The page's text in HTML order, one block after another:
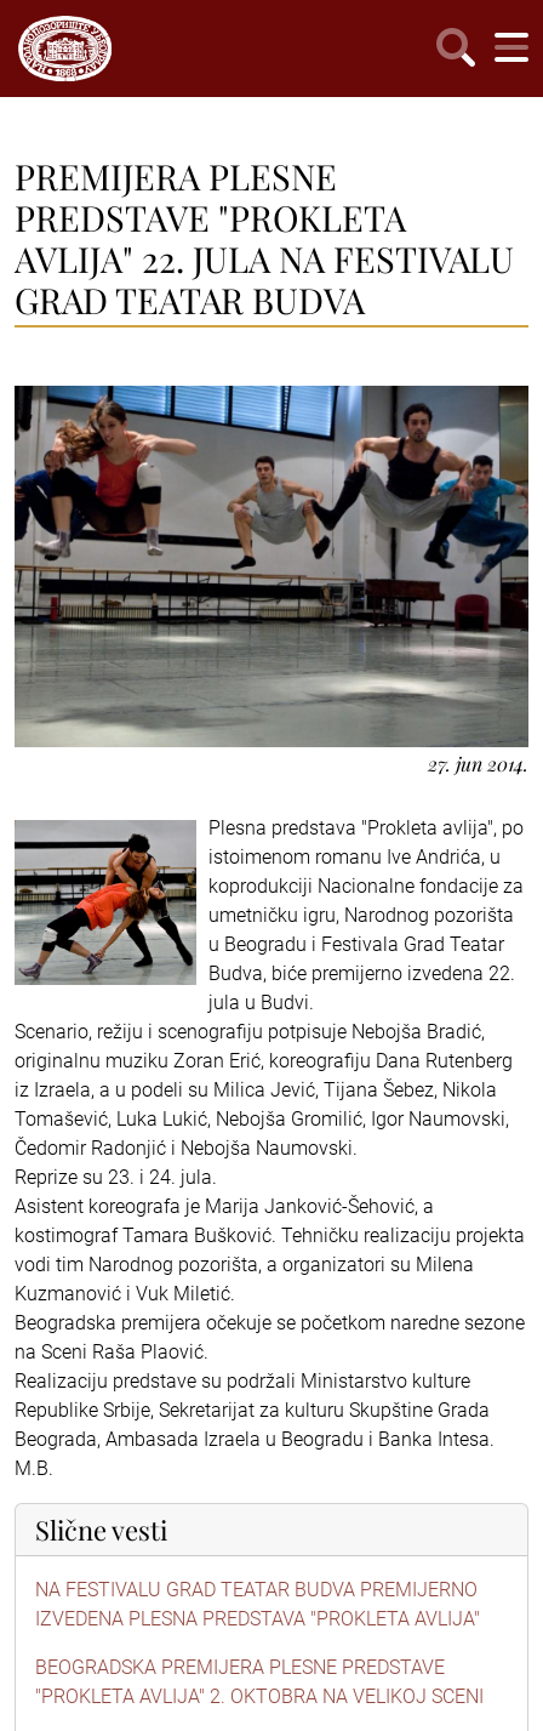
PREMIJERA PLESNE
PREDSTAVE "PROKLETA
AVLIJA" 22. JULA NA FESTIVALU
GRAD TEATAR BUDVA
27. jun 2014.
Plesna predstava "Prokleta avlija", po
istoimenom romanu Ive Andrića, u
koprodukciji Nacionalne fondacije za
umetničku igru, Narodnog pozorišta
u Beogradu i Festivala Grad Teatar
Budva, biće premijerno izvedena 22.
jula u Budvi.
Scenario, režiju i scenografiju potpisuje Nebojša Bradić,
originalnu muziku Zoran Erić, koreografiju Dana Rutenberg
iz Izraela, a u podeli su Milica Jević, Tijana Šebez, Nikola
Tomašević, Luka Lukić, Nebojša Gromilić, Igor Naumovski,
Čedomir Radonjić i Nebojša Naumovski.
Reprize su 23. i 24. jula.
Asistent koreografa je Marija Janković-Šehović, a
kostimograf Tamara Bušković. Tehničku realizaciju projekta
vodi tim Narodnog pozorišta, a organizatori su Milena
Kuzmanović i Vuk Miletić.
Beogradska premijera očekuje se početkom naredne sezone
na Sceni Raša Plaović.
Realizaciju predstave su podržali Ministarstvo kulture
Republike Srbije, Sekretarijat za kulturu Skupštine Grada
Beograda, Ambasada Izraela u Beogradu i Banka Intesa.
M.B.
Slične vesti
NA FESTIVALU GRAD TEATAR BUDVA PREMIJERNO
IZVEDENA PLESNA PREDSTAVA "PROKLETA AVLIJA"
BEOGRADSKA PREMIJERA PLESNE PREDSTAVE
"PROKLETA AVLIJA" 2. OKTOBRA NA VELIKOJ SCENI